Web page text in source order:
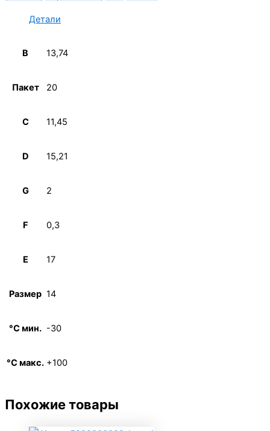
Детали
B 13,74
Пакет 20
C 11,45
D 15,21
G 2
F 0,3
E 17
Размер 14
°C мин. -30
°C макс. +100
Похожие товары